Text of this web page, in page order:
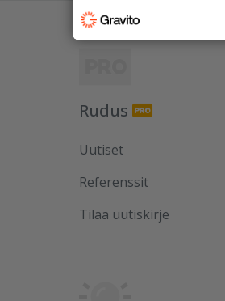
Rudus
Uutiset
Referenssit
Tilaa uutiskirje